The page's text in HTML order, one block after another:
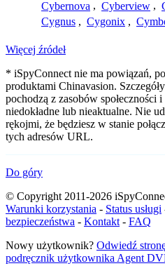
Cybernova , Cyberview ,
Cygnus , Cygonix ,
Więcej źródeł
* iSpyConnect nie ma powiązań,
produktami Chinavasion.
pochodzą z zasobów społeczności
niedokładne lub nieaktualne. Nie
rękojmi, że będziesz w stanie
tych adresów URL.
Do góry
© Copyright 2011-2026
Warunki korzystania - Status usługi
bezpieczeństwa - Kontakt - FAQ
Nowy użytkownik? Odwiedź
podręcznik użytkownika Agent